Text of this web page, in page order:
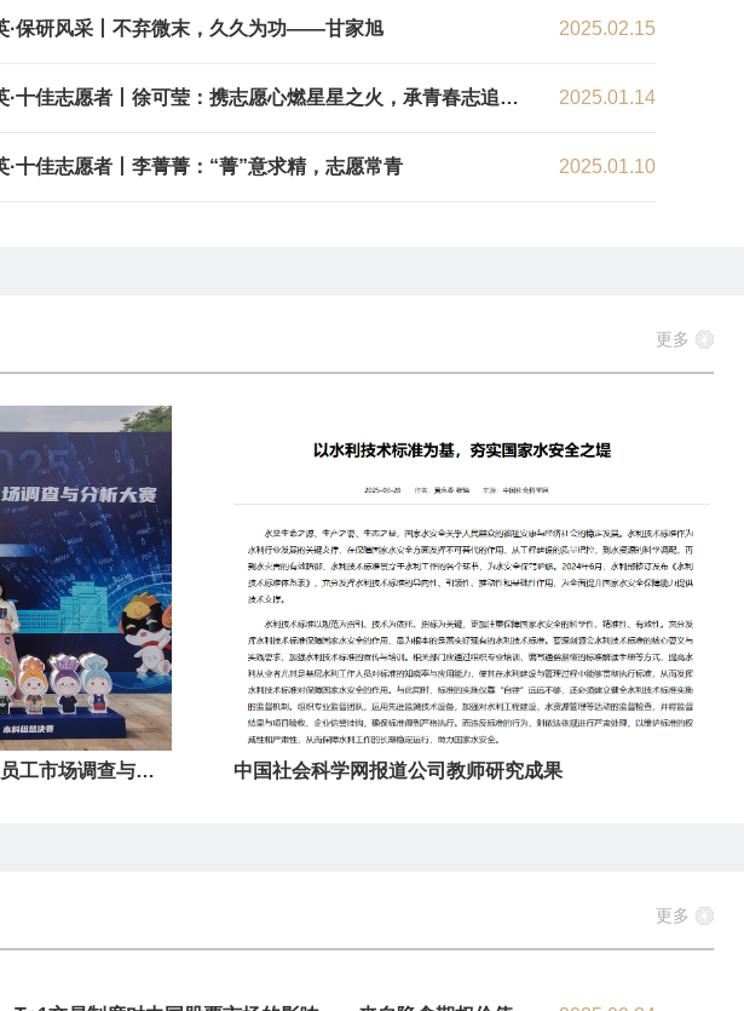
·保研风采丨不弃微末，久久为功——甘家旭 2025.02.15
·十佳志愿者丨徐可莹：携志愿心燃星星之火，承青春志追皎
2025.01.14
·十佳志愿者丨李菁菁：“菁”意求精，志愿常青 2025.01.10
更多
工市场调查与分
中国社会科学网报道公司教师研究成果
更多